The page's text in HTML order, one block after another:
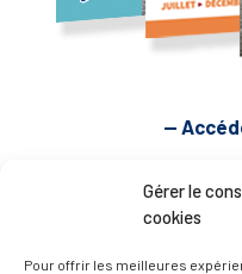
Gérer le
cookies
Pour offrir les meilleures
—
D’ART ET